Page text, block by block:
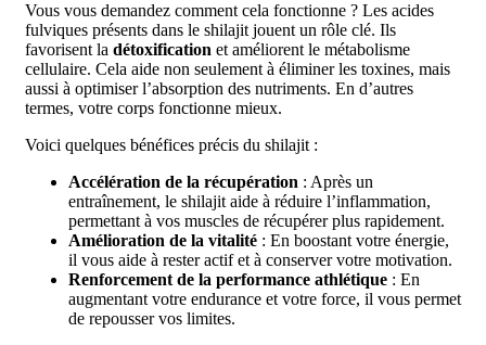
Vous vous demandez comment cela fonctionne ? Les acides
fulviques présents dans le shilajit jouent un rôle clé. Ils
favorisent la détoxification et améliorent le métabolisme
cellulaire. Cela aide non seulement à éliminer les toxines, mais
aussi à optimiser l’absorption des nutriments. En d’autres
termes, votre corps fonctionne mieux.
Voici quelques bénéfices précis du shilajit :
Accélération de la récupération : Après un
entraînement, le shilajit aide à réduire l’inflammation,
permettant à vos muscles de récupérer plus rapidement.
Amélioration de la vitalité : En boostant votre énergie,
il vous aide à rester actif et à conserver votre motivation.
Renforcement de la performance athlétique : En
augmentant votre endurance et votre force, il vous permet
de repousser vos limites.